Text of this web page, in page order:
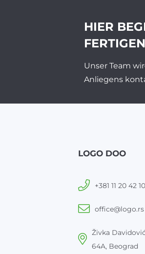
HIER
Unser Team
Anliegens
LOGO DOO
+381 11 20 42
office@logo.rs
Živka
64A, Beograd